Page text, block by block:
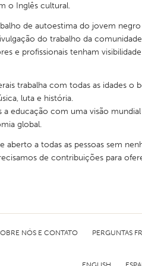
o Inglês cultural.
de autoestima do jovem
do trabalho da
e profissionais tenham
trabalha com todas as idades o
luta e história.
a educação com uma visão
global.
aberto a todas as pessoas sem
de contribuições para
NÓS E CONTATO PERGUNTAS